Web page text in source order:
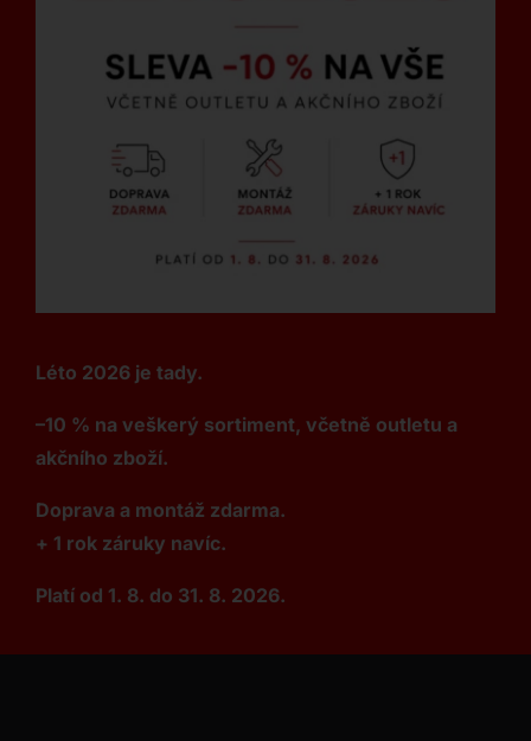
Léto 2026 je tady.
–10 % na veškerý sortiment, včetně outletu a
akčního zboží.
Doprava a montáž zdarma.
+ 1 rok záruky navíc.
Platí od 1. 8. do 31. 8. 2026.